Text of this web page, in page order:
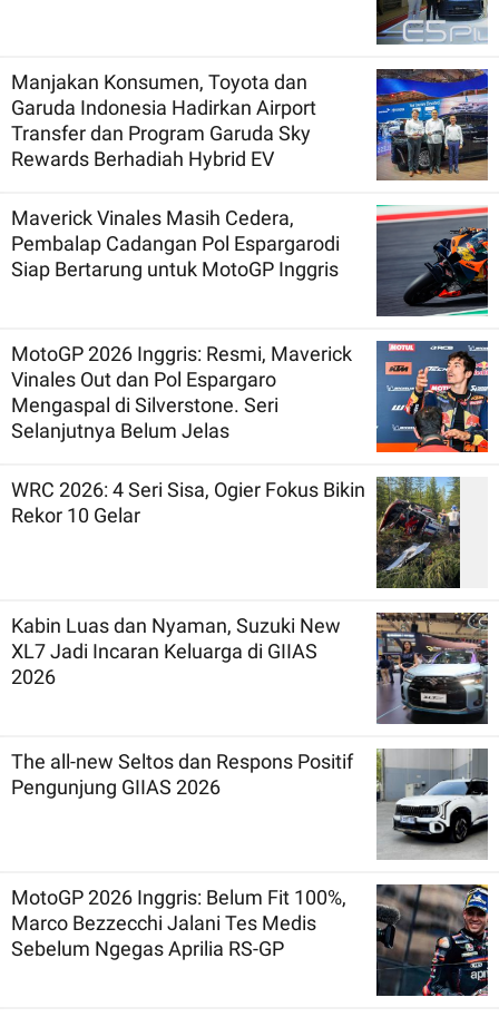
Manjakan Konsumen, Toyota dan
Garuda Indonesia Hadirkan Airport
Transfer dan Program Garuda Sky
Rewards Berhadiah Hybrid EV
Maverick Vinales Masih Cedera,
Pembalap Cadangan Pol Espargarodi
Siap Bertarung untuk MotoGP Inggris
MotoGP 2026 Inggris: Resmi, Maverick
Vinales Out dan Pol Espargaro
Mengaspal di Silverstone. Seri
Selanjutnya Belum Jelas
WRC 2026: 4 Seri Sisa, Ogier Fokus Bikin
Rekor 10 Gelar
Kabin Luas dan Nyaman, Suzuki New
XL7 Jadi Incaran Keluarga di GIIAS
2026
The all-new Seltos dan Respons Positif
Pengunjung GIIAS 2026
MotoGP 2026 Inggris: Belum Fit 100%,
Marco Bezzecchi Jalani Tes Medis
Sebelum Ngegas Aprilia RS-GP